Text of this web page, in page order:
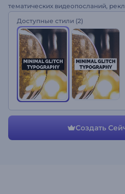
тематических видеопосланий,
создайте видео с типографикой!
Доступные стили (2)
Создать